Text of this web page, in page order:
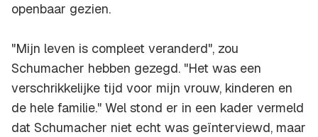
openbaar gezien.
"Mijn leven is compleet veranderd", zou
Schumacher hebben gezegd. "Het was een
verschrikkelijke tijd voor mijn vrouw, kinderen en
de hele familie." Wel stond er in een kader vermeld
dat Schumacher niet echt was geïnterviewd, maar